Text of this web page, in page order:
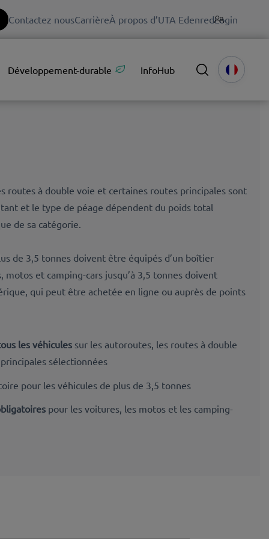
Contactez nousCarrièreÀ propos d’UTA EdenredLogin
Développement-durable InfoHub
routes à double voie et certaines routes principales sont
et le type de péage dépendent du poids total
de sa catégorie.
de 3,5 tonnes doivent être équipés d’un boîtier
motos et camping-cars jusqu’à 3,5 tonnes doivent
qui peut être achetée en ligne ou auprès de points
les véhicules sur les autoroutes, les routes à double
sélectionnées
pour les véhicules de plus de 3,5 tonnes
pour les voitures, les motos et les camping-